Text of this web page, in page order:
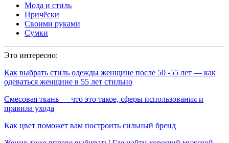
Мода и стиль
Причёски
Своими руками
Сумки
Это интересно:
Как выбрать стиль одежды женщине после 50 -55 лет — как
одеваться женщине в 55 лет стильно
Смесовая ткань — что это такое, сферы использования и
правила ухода
Как цвет поможет вам построить сильный бренд